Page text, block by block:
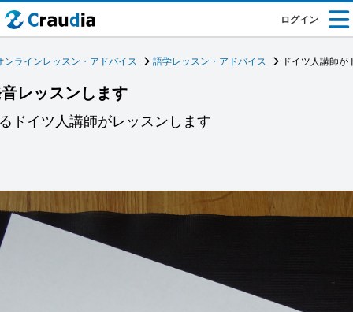
ログイン
ンラインレッスン・アドバイス 語学レッスン・アドバイス ドイツ人講師
レッスンします
ドイツ人講師がレッスンします